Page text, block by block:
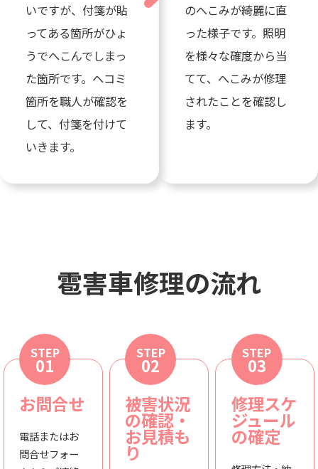
いですが、付箋が貼
ってある箇所がひょ
うでへこんでしまっ
た箇所です。ヘコミ
箇所を職人が確認を
して、付箋を付けて
いきます。
のへこみが綺麗に直
った様子です。照明
を様々な確度から当
てて、へこみが修理
されたことを確認し
ます。
雹害車修理の流れ
STEP
01
お問合せ
電話またはお
問合せフォー
STEP
02
被害状況
の確認・
お見積も
り
STEP
03
修理スケ
ジュール
の確定